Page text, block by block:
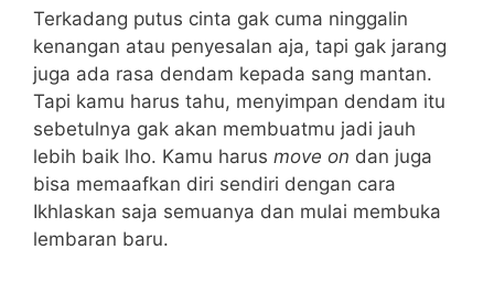
Terkadang putus cinta gak cuma ninggalin
kenangan atau penyesalan aja, tapi gak jarang
juga ada rasa dendam kepada sang mantan.
Tapi kamu harus tahu, menyimpan dendam itu
sebetulnya gak akan membuatmu jadi jauh
lebih baik lho. Kamu harus move on dan juga
bisa memaafkan diri sendiri dengan cara
Ikhlaskan saja semuanya dan mulai membuka
lembaran baru.